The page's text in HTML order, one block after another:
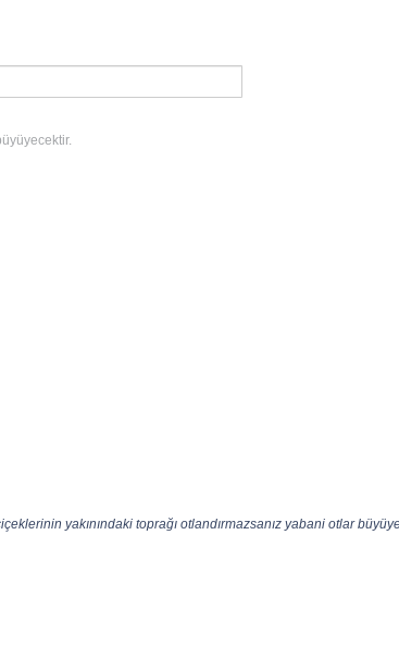
yakınındaki toprağı otlandırmazsanız yabani otlar